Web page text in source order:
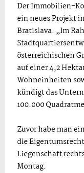
Der Immobilien-
ein neues Projekt
Bratislava. „Im
österreichischen
auf einer 4,2
Wohneinheiten
kündigt das
100.000
Zuvor habe man
die
Liegenschaft
Montag.